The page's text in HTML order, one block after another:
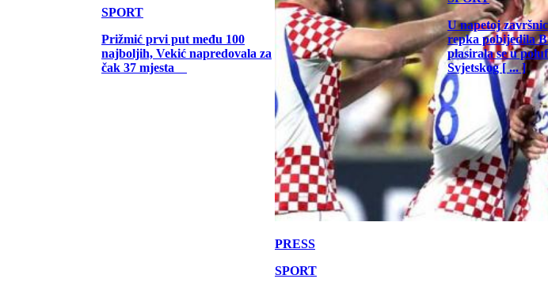
SPORT
Prižmić prvi put među 100
najboljih, Vekić napredovala za
čak 37 mjesta
PRESS
SPORT
U napetoj
repka pobijedila
plasirala se u
Svjetskog [ ... ]